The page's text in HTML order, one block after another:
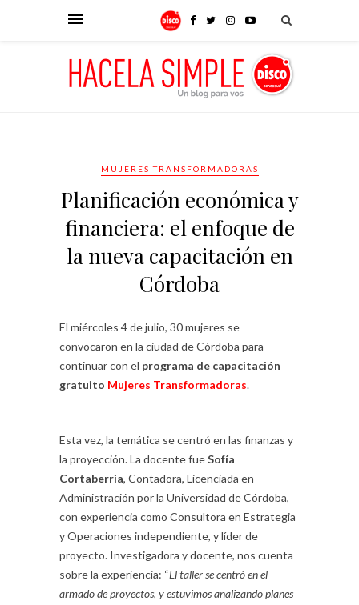
MUJERES TRANSFORMADORAS
Planificación económica y
financiera: el enfoque de
la nueva capacitación en
Córdoba
El miércoles 4 de julio, 30 mujeres se
convocaron en la ciudad de Córdoba para
continuar con el programa de capacitación
gratuito Mujeres Transformadoras.
Esta vez, la temática se centró en las finanzas y
la proyección. La docente fueSofía
Cortaberria, Contadora, Licenciada en
Administración por la Universidad de Córdoba,
con experiencia como Consultora en Estrategia
y Operaciones independiente, y líder de
proyecto. Investigadora y docente, nos cuenta
sobre la experiencia: “El taller se centró en el
armado de proyectos, y estuvimos analizando planes